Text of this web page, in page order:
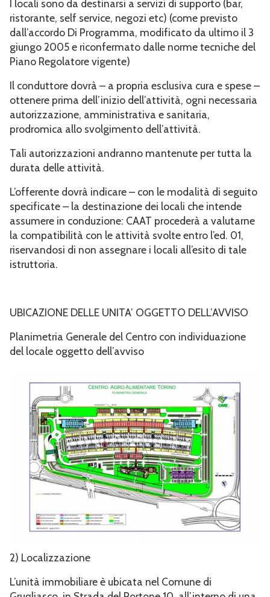
I locali sono da destinarsi a servizi di supporto (bar,
ristorante, self service, negozi etc) (come previsto
dall’accordo Di Programma, modificato da ultimo il 3
giungo 2005 e riconfermato dalle norme tecniche del
Piano Regolatore vigente)
Il conduttore dovrà – a propria esclusiva cura e spese –
ottenere prima dell’inizio dell’attività, ogni necessaria
autorizzazione, amministrativa e sanitaria,
prodromica allo svolgimento dell’attività.
Tali autorizzazioni andranno mantenute per tutta la
durata delle attività.
L’offerente dovrà indicare – con le modalità di seguito
specificate – la destinazione dei locali che intende
assumere in conduzione: CAAT procederà a valutarne
la compatibilità con le attività svolte entro l’ed. 01,
riservandosi di non assegnare i locali all’esito di tale
istruttoria.
UBICAZIONE DELLE UNITA’ OGGETTO DELL’AVVISO
Planimetria Generale del Centro con individuazione
del locale oggetto dell’avviso
2) Localizzazione
L’unità immobiliare è ubicata nel Comune di